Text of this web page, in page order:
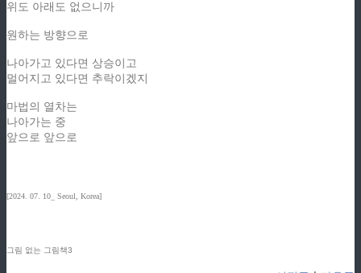
위도 아래도 없으니까
원하는 방향으로
나아가고 있다면 상승이고
멀어지고 있다면 추락이겠지
마법의 열차는
나아가는 중
앞으로 앞으로
[2024. 07. 10_ Seoul, Korea]
그림 없는 그림책3